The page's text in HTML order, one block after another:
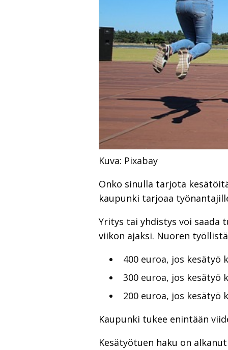
Kuva: Pixabay
Onko sinulla tarjota
kaupunki tarjoaa
Yritys tai yhdistys voi saada
viikon ajaksi. Nuoren
400 euroa, jos kesätyö
300 euroa, jos kesätyö
200 euroa, jos kesätyö
Kaupunki tukee enintään
Kesätyötuen haku on